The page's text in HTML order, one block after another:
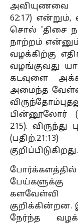
62:17)
சொல் 'திசை
நாற்றம்
வழக்கிற்கு
வழங்குவது
கடவுளை
அமைந்த
பின்னூலோர்
215).
குறிப்பிடுகிறது.
நேர்ந்த